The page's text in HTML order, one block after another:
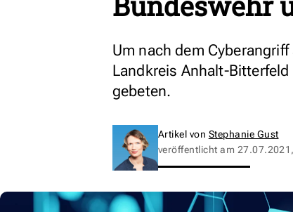
Um nach dem
Landkreis Anhalt-
gebeten.
Artikel von Stephanie Gust
veröffentlicht am